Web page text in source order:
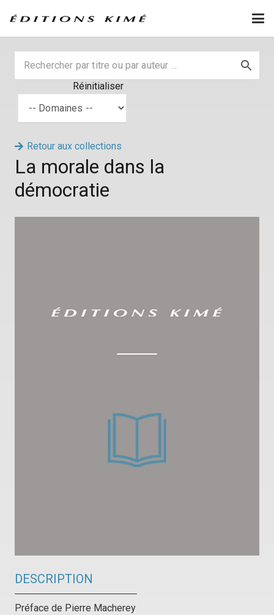
Réinitialiser
Retour aux collections
La morale dans la
démocratie
DESCRIPTION
Préface de Pierre Macherey